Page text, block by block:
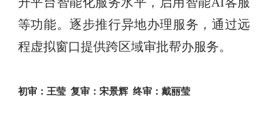
等功能。逐步推行异地办理服务，通过远
程虚拟窗口提供跨区域审批帮办服务。
初审：王莹 复审：宋景辉 终审：戴丽莹